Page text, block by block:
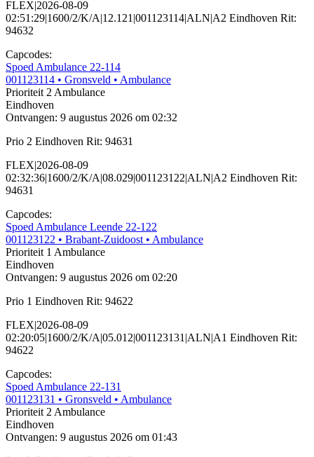
FLEX|2026-08-09
02:51:29|1600/2/K/A|12.121|001123114|ALN|A2 Eindhoven Rit:
94632
Capcodes:
Spoed Ambulance 22-114
001123114 • Gronsveld • Ambulance
Prioriteit 2Ambulance
Eindhoven
Ontvangen: 9 augustus 2026 om 02:32
Prio 2 Eindhoven Rit: 94631
FLEX|2026-08-09
02:32:36|1600/2/K/A|08.029|001123122|ALN|A2 Eindhoven Rit:
94631
Capcodes:
Spoed Ambulance Leende 22-122
001123122 • Brabant-Zuidoost• Ambulance
Prioriteit 1 Ambulance
Eindhoven
Ontvangen: 9 augustus 2026 om 02:20
Prio 1 Eindhoven Rit: 94622
FLEX|2026-08-09
02:20:05|1600/2/K/A|05.012|001123131|ALN|A1 Eindhoven Rit:
94622
Capcodes:
Spoed Ambulance 22-131
001123131 • Gronsveld • Ambulance
Prioriteit 2Ambulance
Eindhoven
Ontvangen: 9 augustus 2026 om 01:43